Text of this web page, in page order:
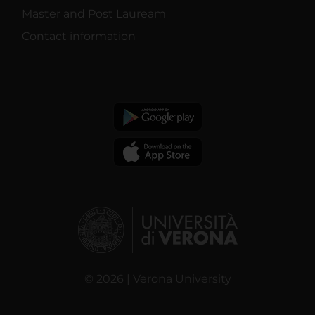
Master and Post Lauream
Contact information
© 2026 | Verona University